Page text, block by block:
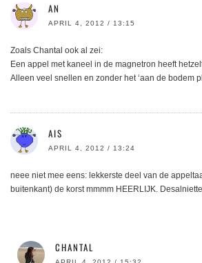
AN
APRIL 4, 2012 / 13:15
Zoals Chantal ook al zei:
Een appel met kaneel in de magnetron heeft
Alleen veel snellen en zonder het ‘aan de bodem
AIS
APRIL 4, 2012 / 13:24
neee niet mee eens: lekkerste deel van de
buitenkant) de korst mmmm HEERLIJK.
CHANTAL